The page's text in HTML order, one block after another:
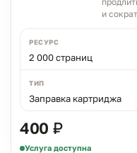
и
РЕСУРС
2 000 страниц
ТИП
Заправка картриджа
400 ₽
Услуга доступна